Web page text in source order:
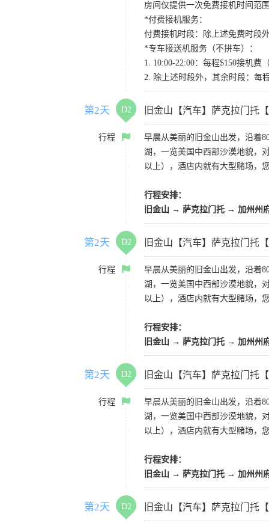
房间仅提供一次免费接机时间范
*付费接机服务：
付费接机时段：除上述免费时段
*专车接送机服务（不拼车）：
1. 10:00-22:00：每程$150接机
2. 除上述时段外，其余时段：每
第2天 D2 旧金山【汽车】萨克拉门托
行程
早晨从美丽的旧金山出发，沿着
湖，一览美国中西部沙漠地貌，
以上），酒店内就有大型赌场，
行程安排：
旧金山 → 萨克拉门托 → 加州州
第2天 D2 旧金山【汽车】萨克拉门托
行程
早晨从美丽的旧金山出发，沿着
湖，一览美国中西部沙漠地貌，
以上），酒店内就有大型赌场，
行程安排：
旧金山 → 萨克拉门托 → 加州州
第2天 D2 旧金山【汽车】萨克拉门托
行程
早晨从美丽的旧金山出发，沿着
湖，一览美国中西部沙漠地貌，
以上），酒店内就有大型赌场，
行程安排：
旧金山 → 萨克拉门托 → 加州州
第2天 D2 旧金山【汽车】萨克拉门托